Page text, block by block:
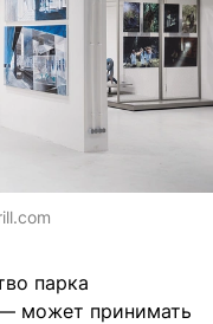
парка
может принимать